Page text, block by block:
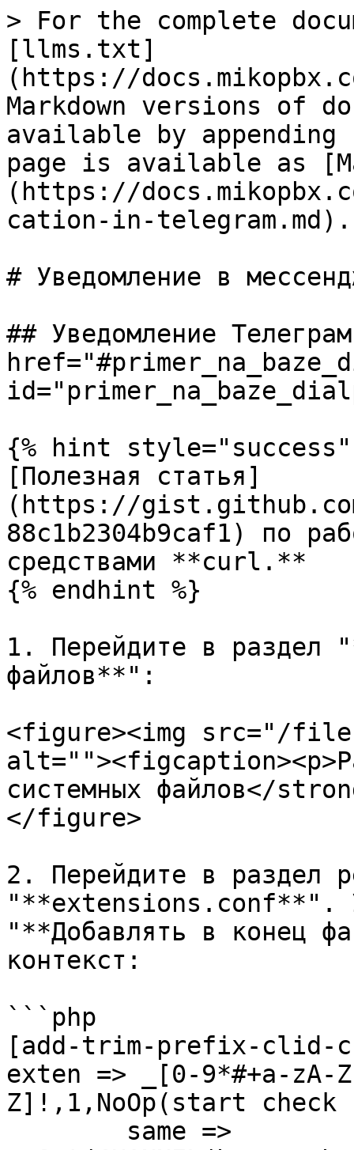
> For the complete
[llms.txt]
(https://
Markdown versions of
available by
page is available as
(https://
cation-in-telegram.md).
# Уведомление в
## Уведомление
{% hint style="success"
[Полезная статья]
(https://
88c1b2304b9caf1) по
средствами **curl.**
{% endhint %}
1. Перейдите в раздел
файлов**":
<figure><img src="/files/
системных файлов</
</figure>
2. Перейдите в раздел
"**extensions.conf**".
"**Добавлять в конец
контекст:
```php
[add-trim-prefix-clid-
exten => _[0-9*#+a-zA-
Z]!,1,NoOp(start